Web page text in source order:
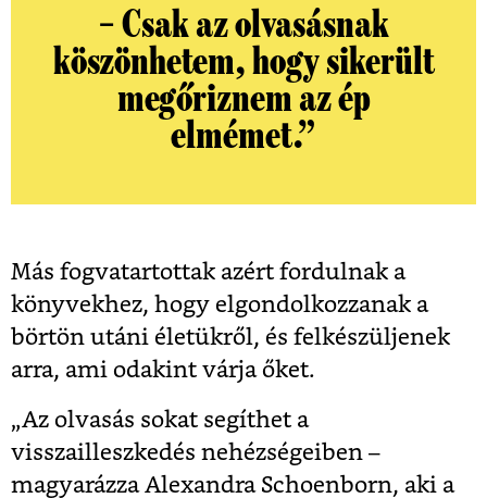
– Csak az olvasásnak
köszönhetem, hogy sikerült
megőriznem az ép
elmémet.”
Más fogvatartottak azért fordulnak a
könyvekhez, hogy elgondolkozzanak a
börtön utáni életükről, és felkészüljenek
arra, ami odakint várja őket.
„Az olvasás sokat segíthet a
visszailleszkedés nehézségeiben –
magyarázza Alexandra Schoenborn, aki a